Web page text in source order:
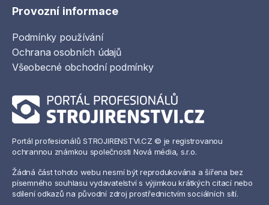
Provozní informace
Podmínky používání
Ochrana osobních údajů
Všeobecné obchodní podmínky
Portál profesionálů STROJIRENSTVI.CZ © je registrovanou
ochrannou známkou společnosti Nová média, s.r.o.
Žádná část tohoto webu nesmí být reprodukována a šířena bez
písemného souhlasu vydavatelství s výjimkou krátkých citací nebo
sdílení odkazů na původní zdroj prostřednictvím sociálních sítí.